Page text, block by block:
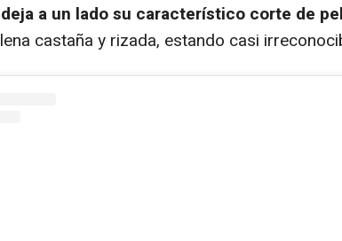
a un lado su característico corte de
castaña y rizada, estando casi